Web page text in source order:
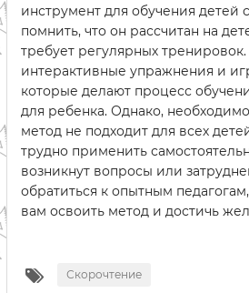
инструмент для обучения детей
помнить, что он рассчитан на
требует регулярных
интерактивные упражнения и
которые делают процесс
для ребенка. Однако,
метод не подходит для всех
трудно применить
возникнут вопросы или
обратиться к опытным
вам освоить метод и достичь
Скорочтение